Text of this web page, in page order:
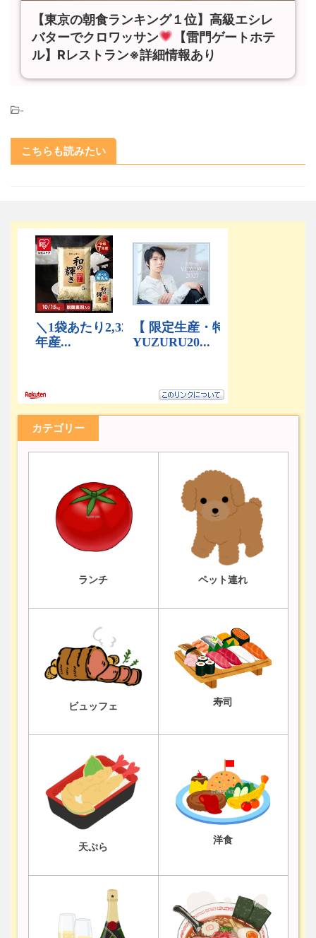
【東京の朝食ランキング１位】高級エシレ
バターでクロワッサン
【雷門ゲートホテ
ル】Rレストラン※詳細情報あり
-
こちらも読みたい
カテゴリー
ランチ ペット連れ
ビュッフェ 寿司
天ぷら
洋食